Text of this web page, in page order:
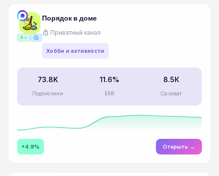
A+ ads_click
Порядок в доме
lock Приватный канал
Хобби и активности
73.8K
Подписчики
11.6%
ERR
8.5К
Ср.охват
+4.9% Открыть →